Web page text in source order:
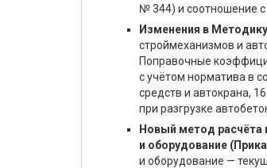
№ 344) и соотношение
Изменения в
строймеханизмов и
Поправочные
с учётом норматива в
средств и автокрана,
при разгрузке
Новый метод расчёта
и оборудование
и оборудование —